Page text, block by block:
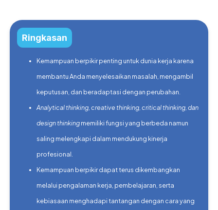
Ringkasan
Kemampuan berpikir penting untuk dunia kerja karena
membantu Anda menyelesaikan masalah, mengambil
keputusan, dan beradaptasi dengan perubahan.
Analytical thinking, creative thinking, critical thinking, dan
design thinkingmemiliki fungsi yang berbeda namun
saling melengkapi dalam mendukung kinerja
profesional.
Kemampuan berpikir dapat terus dikembangkan
melalui pengalaman kerja, pembelajaran, serta
kebiasaan menghadapi tantangan dengan cara yang